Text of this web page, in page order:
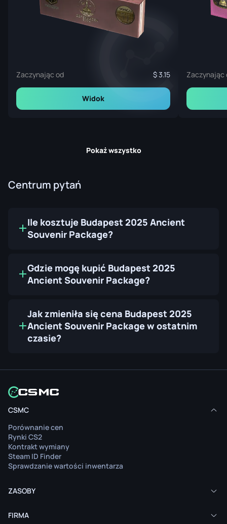
Zaczynając od 3.15
Widok
Zaczynając
Pokaż wszystko
Centrum pytań
Ile kosztuje Budapest 2025 Ancient
Souvenir Package?
Gdzie mogę kupić Budapest 2025
Ancient Souvenir Package?
Jak zmieniła się cena Budapest 2025
Ancient Souvenir Package w ostatnim
czasie?
CSMC
Porównanie cen
Rynki CS2
Kontrakt wymiany
Steam ID Finder
Sprawdzanie wartości inwentarza
ZASOBY
FIRMA